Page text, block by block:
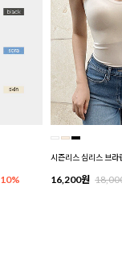
10%
시즌리스 심리스 브라
16,200원